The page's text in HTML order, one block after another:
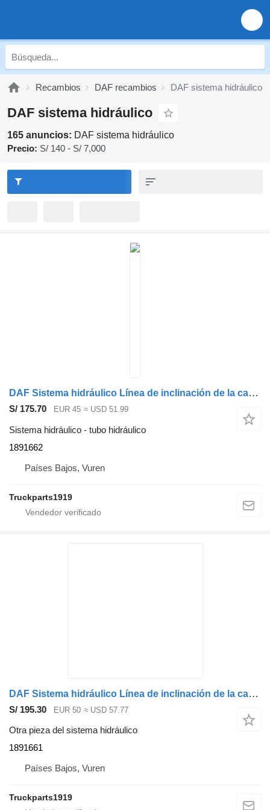
Recambios DAF recambios DAF sistema hidráulico
DAF sistema hidráulico
165 anuncios: DAF sistema hidráulico
Precio: S/ 140 - S/ 7,000
DAF Sistema hidráulico Línea de inclinación de la cabina 1891662 tubo hidráulico para camión
S/ 175.70 EUR 45 ≈ USD 51.99
Sistema hidráulico - tubo hidráulico
1891662
Países Bajos, Vuren
Truckparts1919
DAF Sistema hidráulico Línea de inclinación de la cabina 1891661 para camión
S/ 195.30 EUR 50 ≈ USD 57.77
Otra pieza del sistema hidráulico
1891661
Países Bajos, Vuren
Truckparts1919